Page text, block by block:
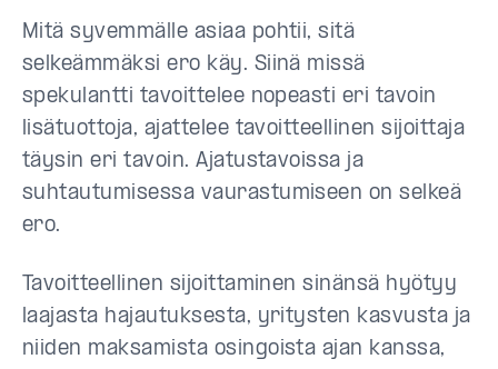
Mitä syvemmälle asiaa pohtii, sitä
selkeämmäksi ero käy. Siinä missä
spekulantti tavoittelee nopeasti eri tavoin
lisätuottoja, ajattelee tavoitteellinen sijoittaja
täysin eri tavoin. Ajatustavoissa ja
suhtautumisessa vaurastumiseen on selkeä
ero.
Tavoitteellinen sijoittaminen sinänsä hyötyy
laajasta hajautuksesta, yritysten kasvusta ja
niiden maksamista osingoista ajan kanssa,